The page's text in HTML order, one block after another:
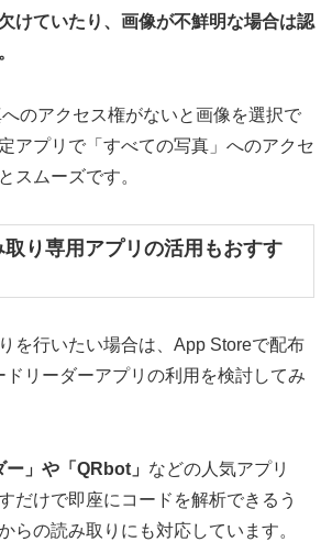
けていたり、画像が不鮮明な場合は認
のアクセス権がないと画像を選択で
アプリで「すべての写真」へのアクセ
スムーズです。
り専用アプリの活用もおすす
を行いたい場合は、App Storeで配布
ドリーダーアプリの利用を検討してみ
ー」や「QRbot」 などの人気アプリ
だけで即座にコードを解析できるう
らの読み取りにも対応しています。